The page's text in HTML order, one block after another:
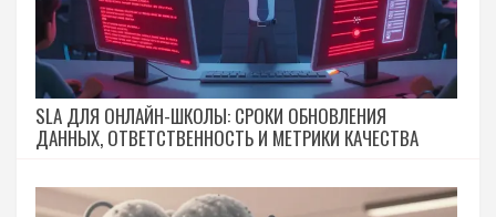
SLA ДЛЯ ОНЛАЙН-ШКОЛЫ: СРОКИ ОБНОВЛЕНИЯ
ДАННЫХ, ОТВЕТСТВЕННОСТЬ И МЕТРИКИ КАЧЕСТВА